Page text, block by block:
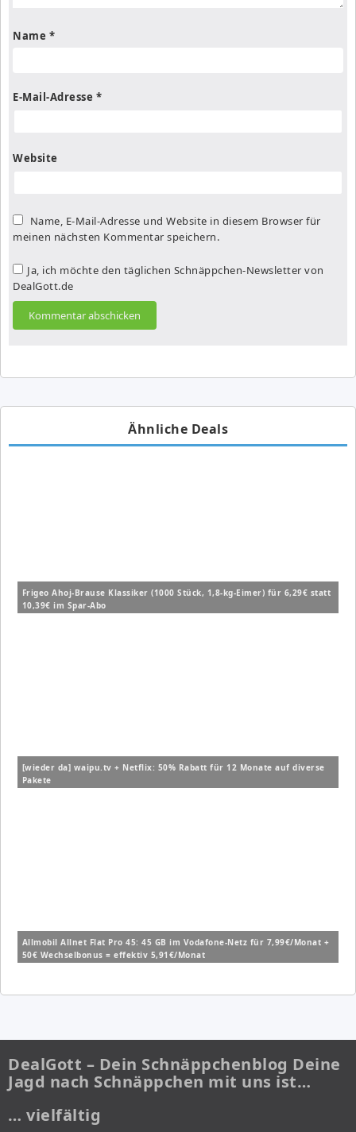
Name *
E-Mail-Adresse *
Website
Name, E-Mail-Adresse und Website in diesem Browser für
meinen nächsten Kommentar speichern.
Ja, ich möchte den täglichen Schnäppchen-Newsletter von
DealGott.de
Ähnliche Deals
Frigeo Ahoj-Brause Klassiker (1000 Stück, 1,8-kg-Eimer) für 6,29€ statt
10,39€ im Spar-Abo
[wieder da] waipu.tv + Netflix: 50% Rabatt für 12 Monate auf diverse
Pakete
Allmobil Allnet Flat Pro 45: 45 GB im Vodafone-Netz für 7,99€/Monat +
50€ Wechselbonus = effektiv 5,91€/Monat
DealGott – Dein Schnäppchenblog Deine
Jagd nach Schnäppchen mit uns ist…
… vielfältig